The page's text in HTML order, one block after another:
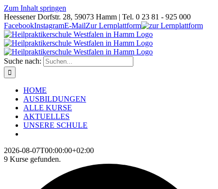
Zum Inhalt springen
Heessener Dorfstr. 28, 59073 Hamm | Tel. 0 23 81 - 925 000
FacebookInstagramE-MailZur Lernplattform
Suche nach:
HOME
AUSBILDUNGEN
ALLE KURSE
AKTUELLES
UNSERE SCHULE
2026-08-07T00:00:00+02:00
9 Kurse gefunden.